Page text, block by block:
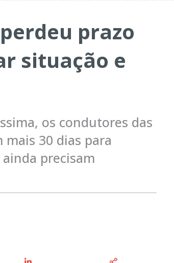
prazo
situação e
os condutores das
mais 30 dias para
precisam